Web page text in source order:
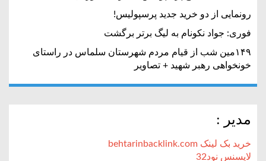
رونمایی از دو خرید جدید پرسپولیس!
فوری: جواد نکونام به لیگ برتر برگشت
۱۴۹مین شب از قیام مردم شهرستان سلماس در راستای
خونخواهی رهبر شهید + تصاویر
مدیر :
خرید بک لینک behtarinbacklink.com
لایسنس نود32